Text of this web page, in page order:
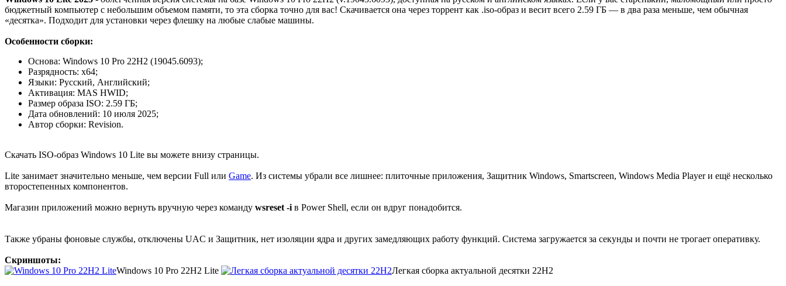
бюджетный компьютер с небольшим объемом памяти, то эта сборка точно для вас! Скачивается она через торрент как .iso-образ и весит всего 2.59 ГБ — в два раза меньше, чем обычная
«десятка». Подходит для установки через флешку на любые слабые машины.
Особенности сборки:
Основа: Windows 10 Pro 22H2 (19045.6093);
Разрядность: x64;
Языки: Русский, Английский;
Активация: MAS HWID;
Размер образа ISO: 2.59 ГБ;
Дата обновлений: 10 июля 2025;
Автор сборки: Revision.
Скачать ISO-образ Windows 10 Lite вы можете внизу страницы.
Lite занимает значительно меньше, чем версии Full или Game. Из системы убрали все лишнее: плиточные приложения, Защитник Windows, Smartscreen, Windows Media Player и ещё несколько
второстепенных компонентов.
Магазин приложений можно вернуть вручную через команду wsreset -i в Power Shell, если он вдруг понадобится.
Также убраны фоновые службы, отключены UAC и Защитник, нет изоляции ядра и других замедляющих работу функций. Система загружается за секунды и почти не трогает оперативку.
Скриншоты:
Windows 10 Pro 22H2 Lite
Легкая сборка актуальной десятки 22H2